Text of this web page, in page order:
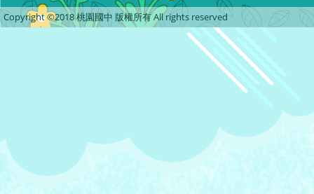
Copyright ©2018 桃園國中 版權所有 All rights reserved